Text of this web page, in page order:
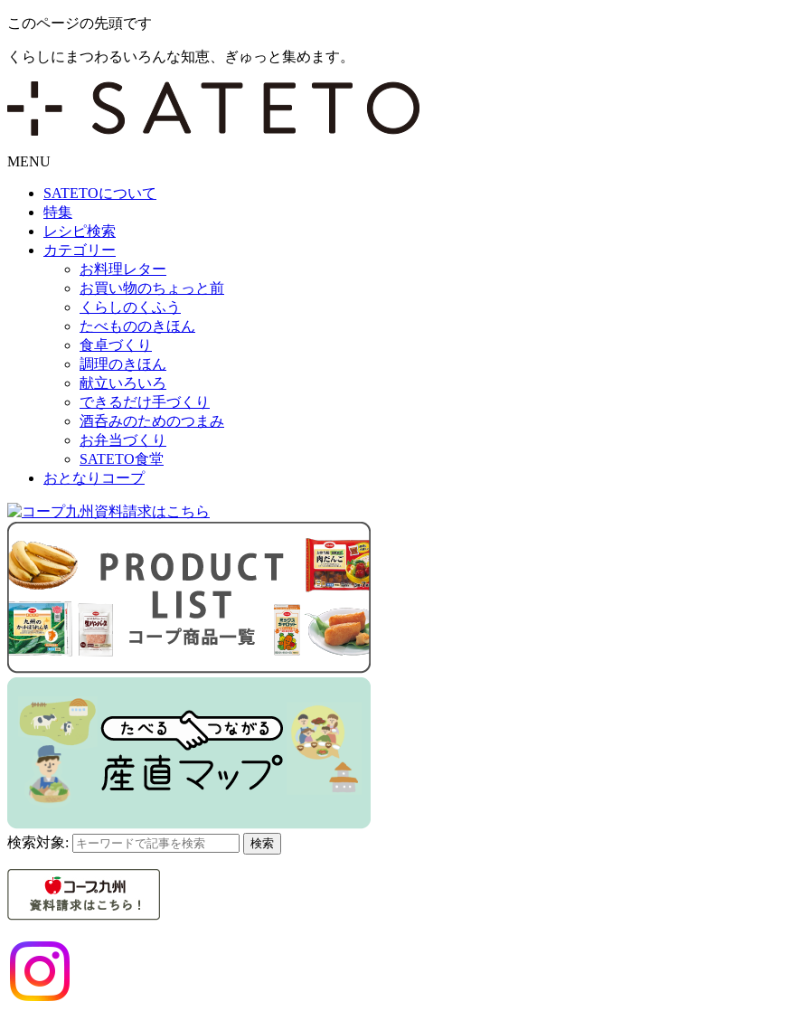
このページの先頭です
くらしにまつわるいろんな知恵、ぎゅっと集めます。
MENU
SATETOについて
特集
レシピ検索
カテゴリー
お料理レター
お買い物のちょっと前
くらしのくふう
たべもののきほん
食卓づくり
調理のきほん
献立いろいろ
できるだけ手づくり
酒呑みのためのつまみ
お弁当づくり
SATETO食堂
おとなりコープ
検索対象: 検索